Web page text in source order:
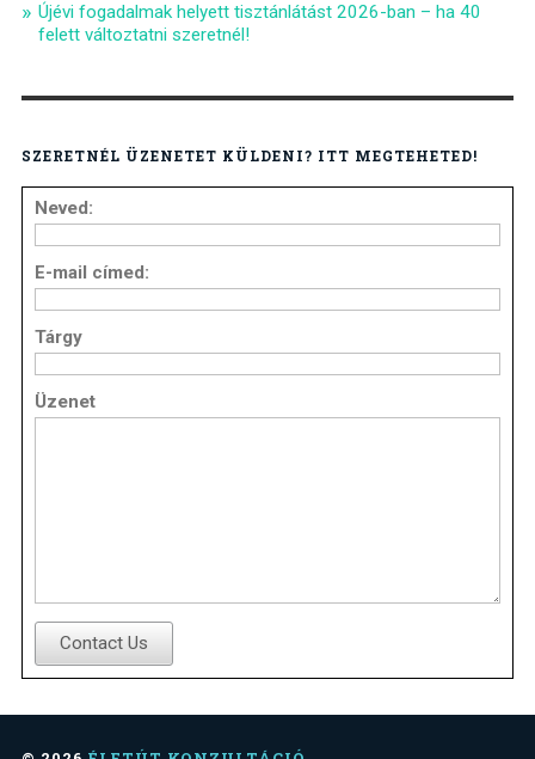
Újévi fogadalmak helyett tisztánlátást 2026-ban – ha 40
felett változtatni szeretnél!
SZERETNÉL ÜZENETET KÜLDENI? ITT MEGTEHETED!
Neved:
E-mail címed:
Tárgy
Üzenet
Contact Us